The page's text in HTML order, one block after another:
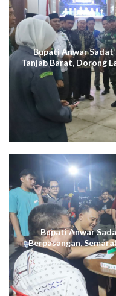
Bupati Anwar Sadat
Tanjab Barat, Dorong
Cerdas
Bupati Anwar
Berpasangan,
ke-